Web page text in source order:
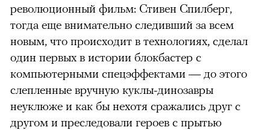
революционный фильм: Стивен Спилберг,
тогда еще внимательно следивший за всем
новым, что происходит в технологиях, сделал
один первых в истории блокбастер с
компьютерными спецэффектами — до этого
слепленные вручную куклы-динозавры
неуклюже и как бы нехотя сражались друг с
другом и преследовали героев с прытью